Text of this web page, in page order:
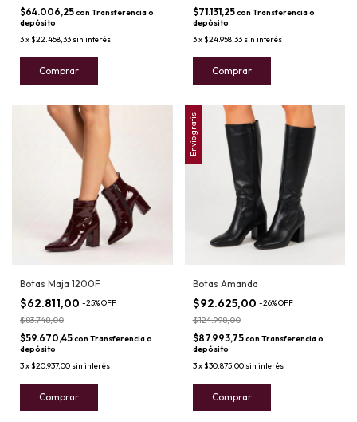
$64.006,25con Transferencia o
depósito
3x$22.458,33 sin interés
Comprar
$71.131,25con Transferencia o
depósito
3x$24.958,33 sin interés
Comprar
Botas Maja 1200F
$62.811,00 -25%OFF
$83.748,00
$59.670,45con Transferencia o
depósito
3x$20.937,00 sin interés
Comprar
Envío gratis
Botas Amanda
$92.625,00 -26%OFF
$124.998,00
$87.993,75con Transferencia o
depósito
3x$30.875,00 sin interés
Comprar